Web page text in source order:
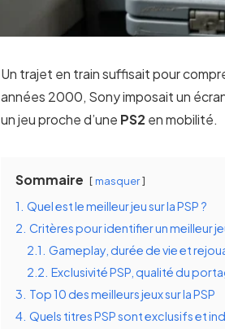
Un trajet en train suffisait pour
années 2000, Sony imposait un
un jeu proche d’une PS2 en mobilité.
Sommaire masquer
1. Quel est le meilleur jeu sur la PSP ?
2. Critères pour identifier un meilleur
2.1. Gameplay, durée de vie et
2.2. Exclusivité PSP, qualité du
3. Top 10 des meilleurs jeux sur la PSP
4. Quels titres PSP sont exclusifs et